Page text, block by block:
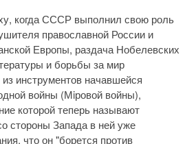
когда СССР выполнил свою роль
православной России и
Европы, раздача Нобелевских
и борьбы за мир
инструментов начавшейся
войны (Мiровой войны),
которой теперь называют
стороны Запада в ней уже
что он "борется против